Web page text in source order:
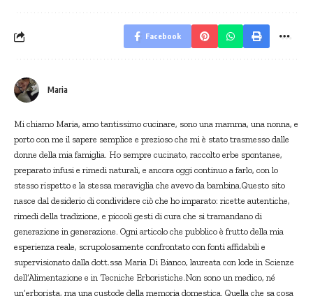
Facebook
Maria
Mi chiamo Maria, amo tantissimo cucinare, sono una mamma, una nonna, e
porto con me il sapere semplice e prezioso che mi è stato trasmesso dalle
donne della mia famiglia. Ho sempre cucinato, raccolto erbe spontanee,
preparato infusi e rimedi naturali, e ancora oggi continuo a farlo, con lo
stesso rispetto e la stessa meraviglia che avevo da bambina.Questo sito
nasce dal desiderio di condividere ciò che ho imparato: ricette autentiche,
rimedi della tradizione, e piccoli gesti di cura che si tramandano di
generazione in generazione. Ogni articolo che pubblico è frutto della mia
esperienza reale, scrupolosamente confrontato con fonti affidabili e
supervisionato dalla dott.ssa Maria Di Bianco, laureata con lode in Scienze
dell’Alimentazione e in Tecniche Erboristiche.Non sono un medico, né
un’erborista, ma una custode della memoria domestica. Quella che sa cosa